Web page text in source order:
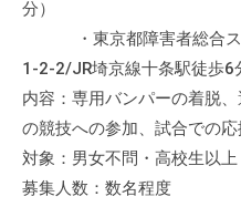
分）
・東京都障害者総合ス
1-2-2/JR埼京線十条駅徒歩6
内容：専用バンパーの着脱
の競技への参加、試合での
対象：男女不問・高校生
募集人数：数名程度